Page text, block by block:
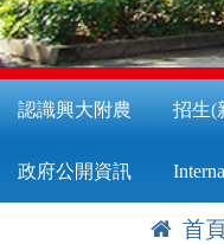
認識興大附農 招生(
政府公開資訊
首